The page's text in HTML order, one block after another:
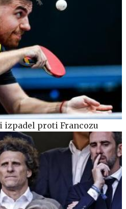
izpadel proti Francozu